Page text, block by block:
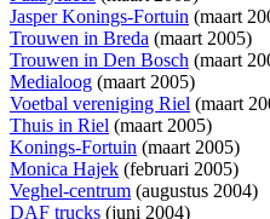
Jasper Konings-Fortuin (maart
Trouwen in Breda (maart 2005)
Trouwen in Den Bosch (maart
Medialoog (maart 2005)
Voetbal vereniging Riel (maart
Thuis in Riel (maart 2005)
Konings-Fortuin (maart 2005)
Monica Hajek (februari 2005)
Veghel-centrum (augustus 2004)
DAF trucks (juni 2004)